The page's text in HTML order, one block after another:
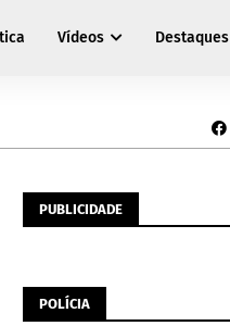
Vídeos Destaques
PUBLICIDADE
POLÍCIA